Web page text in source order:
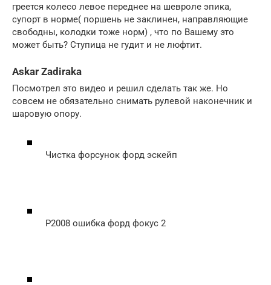
греется колесо левое переднее на шевроле эпика,
супорт в норме( поршень не заклинен, направляющие
свободны, колодки тоже норм) , что по Вашему это
может быть? Ступица не гудит и не люфтит.
Askar Zadiraka
Посмотрел это видео и решил сделать так же. Но
совсем не обязательно снимать рулевой наконечник и
шаровую опору.
Чистка форсунок форд эскейп
P2008 ошибка форд фокус 2